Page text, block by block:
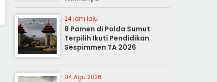
24 jam lalu
8 Pamen di Polda Sumut
Terpilih Ikuti Pendidikan
Sespimmen TA 2026
04 Agu 2026